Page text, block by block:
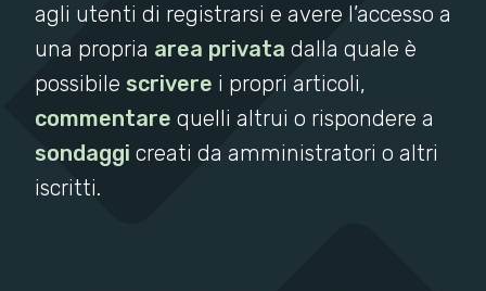
agli utenti di registrarsi e avere l’accesso a
una propria area privata dalla quale è
possibile scrivere i propri articoli,
commentare quelli altrui o rispondere a
sondaggi creati da amministratori o altri
iscritti.